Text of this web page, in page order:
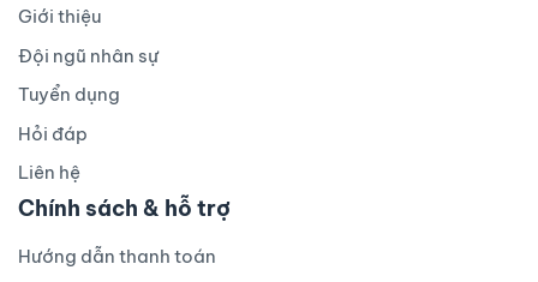
Giới thiệu
Đội ngũ nhân sự
Tuyển dụng
Hỏi đáp
Liên hệ
Chính sách & hỗ trợ
Hướng dẫn thanh toán